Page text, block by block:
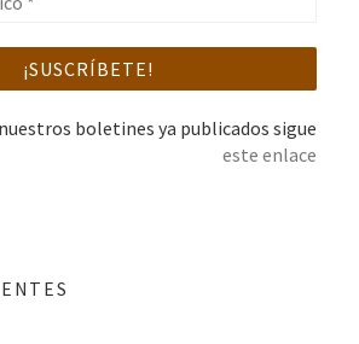
boletines ya publicados sigue
este enlace